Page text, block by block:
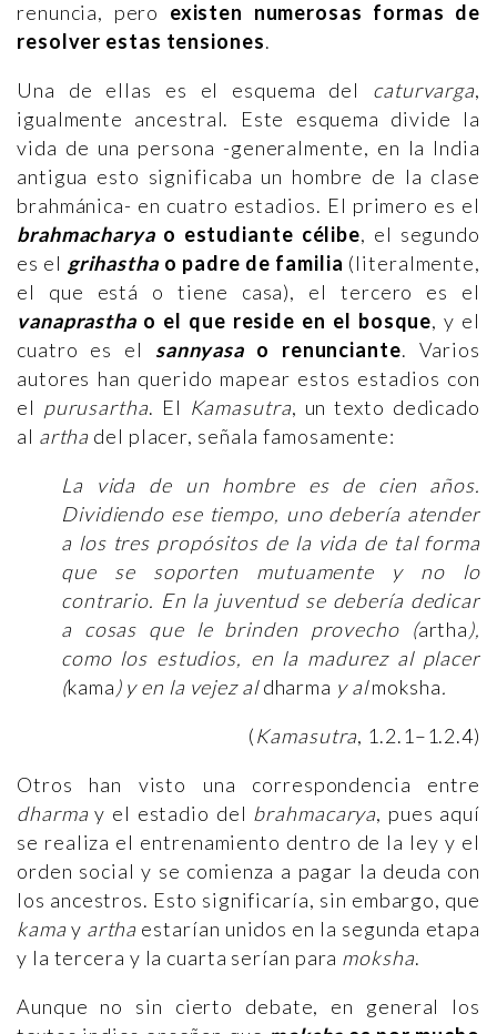
renuncia, pero existen numerosas formas de
resolver estas tensiones.
Una de ellas es el esquema del caturvarga,
igualmente ancestral. Este esquema divide la
vida de una persona -generalmente, en la India
antigua esto significaba un hombre de la clase
brahmánica- en cuatro estadios. El primero es el
brahmacharyao estudiante célibe, el segundo
es el grihasthao padre de familia (literalmente,
el que está o tiene casa), el tercero es el
vanaprasthao el que reside en el bosque, y el
cuatro es el sannyasa o renunciante. Varios
autores han querido mapear estos estadios con
el purusartha. El Kamasutra, un texto dedicado
al artha del placer, señala famosamente:
La vida de un hombre es de cien años.
Dividiendo ese tiempo, uno debería atender
a los tres propósitos de la vida de tal forma
que se soporten mutuamente y no lo
contrario. En la juventud se debería dedicar
a cosas que le brinden provecho (artha),
como los estudios, en la madurez al placer
(kama) y en la vejez aldharma y almoksha.
(Kamasutra, 1.2.1–1.2.4)
Otros han visto una correspondencia entre
dharma y el estadio del brahmacarya, pues aquí
se realiza el entrenamiento dentro de la ley y el
orden social y se comienza a pagar la deuda con
los ancestros. Esto significaría, sin embargo, que
kama y artha estarían unidos en la segunda etapa
y la tercera y la cuarta serían para moksha.
Aunque no sin cierto debate, en general los